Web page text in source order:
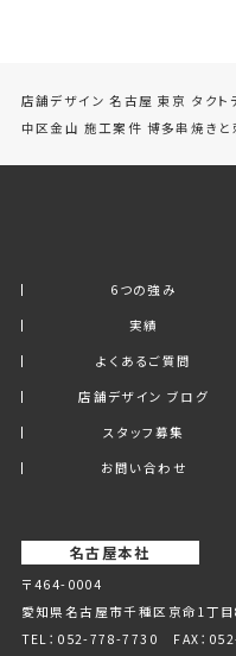
店舗デザイン 名古屋 東京 タクト
中区金山 施工案件 博多串焼き
6つの強み
実績
よくあるご質問
店舗デザイン ブログ
スタッフ募集
お問い合わせ
名古屋本社
〒464-0004
愛知県名古屋市千種区京命1丁
TEL： 052-778-7730 FAX：